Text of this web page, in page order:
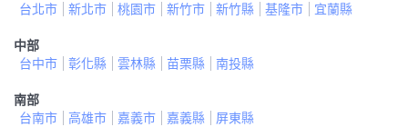
台北市
新北市 桃園市 新竹市 新竹縣 基隆市 宜蘭縣
中部
台中市
彰化縣 雲林縣 苗栗縣 南投縣
南部
台南市
高雄市 嘉義市 嘉義縣 屏東縣